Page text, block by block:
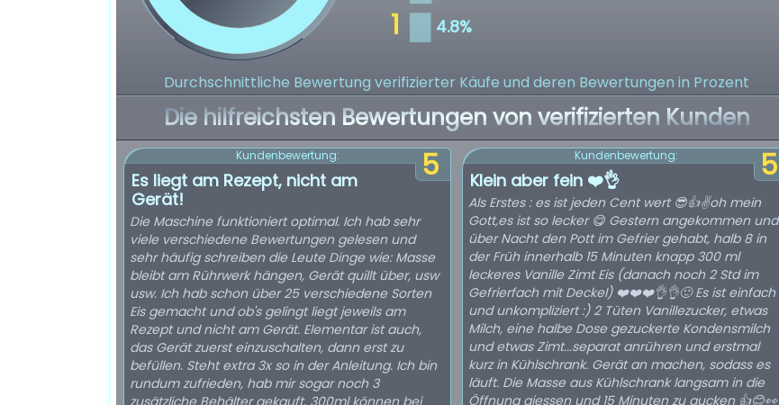
Durchschnittliche Bewertung verifizierter Käufe und deren Bewertungen in Prozent
Die hilfreichsten Bewertungen von verifizierten Kunden
5
Kundenbewertung:
Es liegt am Rezept, nicht am
Gerät!
Die Maschine funktioniert optimal. Ich hab sehr
viele verschiedene Bewertungen gelesen und
sehr häufig schreiben die Leute Dinge wie: Masse
bleibt am Rührwerk hängen, Gerät quillt über, usw
usw. Ich hab schon über 25 verschiedene Sorten
Eis gemacht und ob's gelingt liegt jeweils am
Rezept und nicht am Gerät. Elementar ist auch,
das Gerät zuerst einzuschalten, dann erst zu
befüllen. Steht extra 3x so in der Anleitung. Ich bin
rundum zufrieden, hab mir sogar noch 3
zusätzliche Behälter gekauft, 300ml können bei
5
Kundenbewertung:
Klein aber fein ❤️👌
Als Erstes : es ist jeden Cent wert 😎👍✌️oh mein
Gott,es ist so lecker 😋 Gestern angekommen und
über Nacht den Pott im Gefrier gehabt, halb 8 in
der Früh innerhalb 15 Minuten knapp 300 ml
leckeres Vanille Zimt Eis (danach noch 2 Std im
Gefrierfach mit Deckel) ❤️❤️❤️👌👌🙂 Es ist einfach
und unkompliziert :) 2 Tüten Vanillezucker, etwas
Milch, eine halbe Dose gezuckerte Kondensmilch
und etwas Zimt...separat anrühren und erstmal
kurz in Kühlschrank. Gerät an machen, sodass es
läuft. Die Masse aus Kühlschrank langsam in die
Öffnung giessen und 15 Minuten zu gucken 👍😊👀